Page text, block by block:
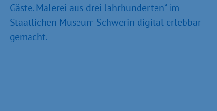
Gäste. Malerei aus drei Jahrhunderten“ im
Staatlichen Museum Schwerin digital erlebbar
gemacht.